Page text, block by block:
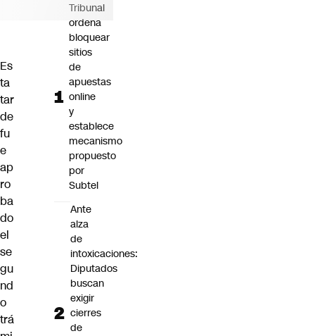
Es
ta
tar
de
fu
e
ap
ro
ba
do
el
se
gu
nd
o
trá
Tribunal
ordena
bloquear
sitios
de
apuestas
online
y
establece
mecanismo
propuesto
por
Subtel
Ante
alza
de
intoxicaciones:
Diputados
buscan
exigir
cierres
de